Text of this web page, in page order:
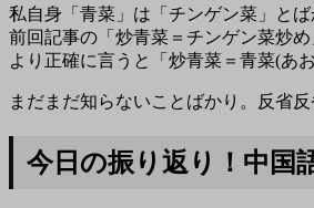
私自身「青菜」は「チンゲン菜」とば
前回記事の「炒青菜＝チンゲン菜炒め
より正確に言うと「炒青菜＝青菜(あ
まだまだ知らないことばかり。反省反
今日の振り返り！中国